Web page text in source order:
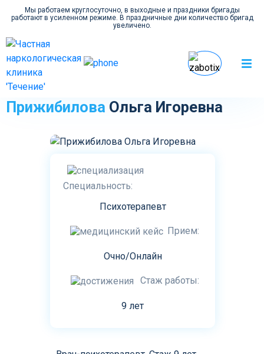
Мы работаем круглосуточно, в выходные и праздники бригады
работают в усиленном режиме. В праздничные дни количество бригад
увеличено.
Главная Прижибилова Ольга Игоревна
Прижибилова Ольга Игоревна
Специальность:
Психотерапевт
Прием:
Очно/Онлайн
Стаж работы:
9 лет